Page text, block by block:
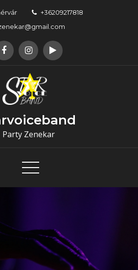
+36209217818
Party Zenekar